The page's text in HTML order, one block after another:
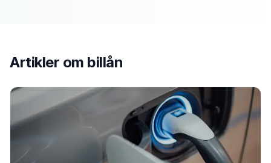
Fyll ut vårt enkle skjema — det tar bare noen minutter.
Velg billån som type.
2 Vi tar kontakt
Vi går gjennom forespørselen din og tar kontakt med
veiledning — normalt innen 1–2 virkedager.
Artikler om billån